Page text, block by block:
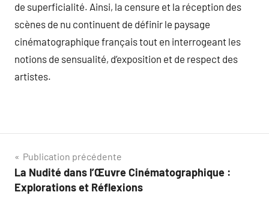
de superficialité. Ainsi, la censure et la réception des
scènes de nu continuent de définir le paysage
cinématographique français tout en interrogeant les
notions de sensualité, d’exposition et de respect des
artistes.
Navigation
de
Publication précédente
La Nudité dans l’Œuvre Cinématographique :
Explorations et Réflexions